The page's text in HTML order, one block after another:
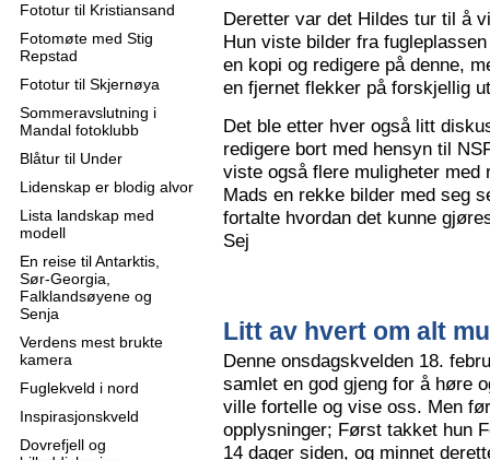
Fototur til Kristiansand
Fotomøte med Stig
Repstad
Fototur til Skjernøya
Sommeravslutning i
Mandal fotoklubb
Blåtur til Under
Lidenskap er blodig alvor
Lista landskap med
modell
En reise til Antarktis,
Sør-Georgia,
Falklandsøyene og
Senja
Verdens mest brukte
kamera
Fuglekveld i nord
Inspirasjonskveld
Dovrefjell og
Deretter var det Hildes tur til å
Hun viste bilder fra
en kopi og redigere på denne,
en fjernet flekker på forskjellig
Det ble etter hver også litt
redigere bort med hensyn til
viste også flere muligheter
Mads en rekke bilder med seg
fortalte hvordan det kunne
Sej
Litt av hvert om alt
Denne onsdagskvelden 18.
samlet en god gjeng for å høre
ville fortelle og vise oss. Men
opplysninger; Først takket hun
14 dager siden, og minnet